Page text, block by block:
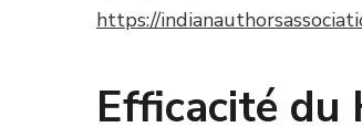
https://
Efficacité